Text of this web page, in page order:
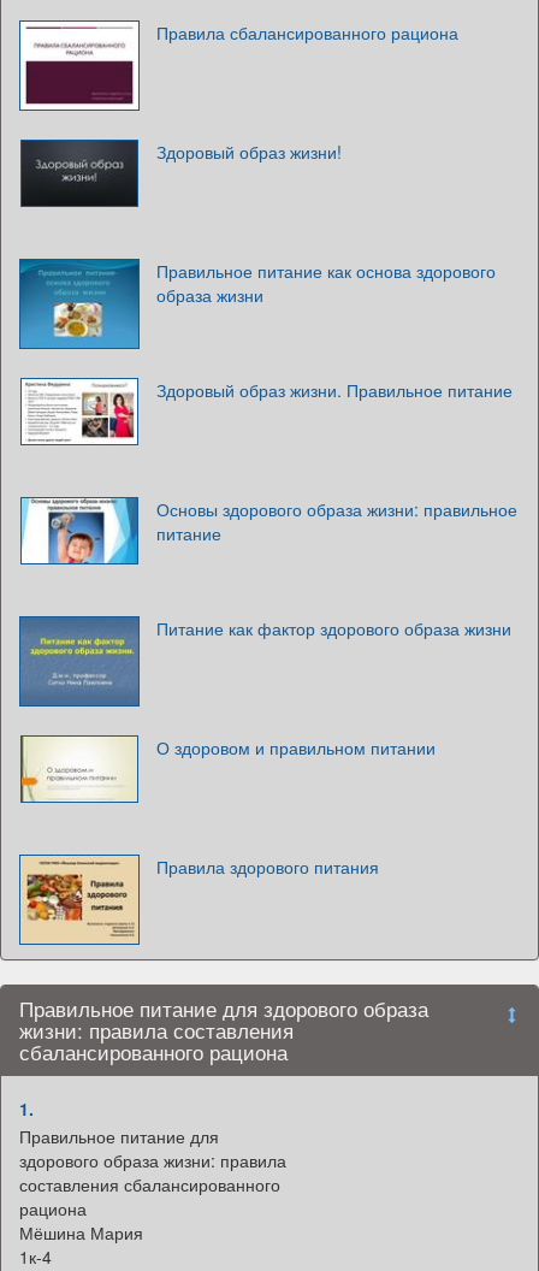
Правила сбалансированного рациона
Здоровый образ жизни!
Правильное питание как основа здорового
образа жизни
Здоровый образ жизни. Правильное питание
Основы здорового образа жизни: правильное
питание
Питание как фактор здорового образа жизни
О здоровом и правильном питании
Правила здорового питания
Правильное питание для здорового образа
жизни: правила составления
сбалансированного рациона
1.
Правильное питание для
здорового образа жизни: правила
составления сбалансированного
рациона
Мёшина Мария
1к-4